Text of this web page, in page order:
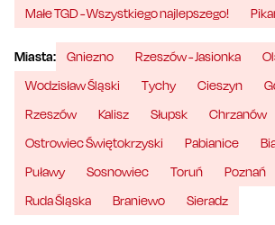
Małe TGD - Wszystkiego najlepszego!
Miasta: Gniezno Rzeszów - Jasionka
Wodzisław Śląski
Tychy Cieszyn
Rzeszów
Kalisz Słupsk
Chrzanów
Ostrowiec Świętokrzyski
Pabianice
Puławy
Sosnowiec Toruń Poznań
Ruda Śląska
Braniewo Sieradz